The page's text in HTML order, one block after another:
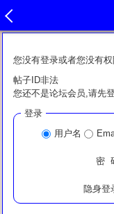
您没有登录或者您没有
帖子ID非法
您还不是论坛会员,请先
登录
用户名
密
隐身登